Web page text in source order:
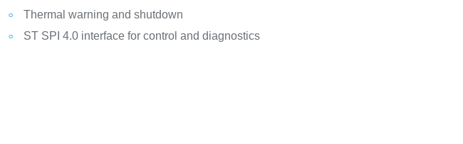
Thermal warning and shutdown
ST SPI 4.0 interface for control and diagnostics